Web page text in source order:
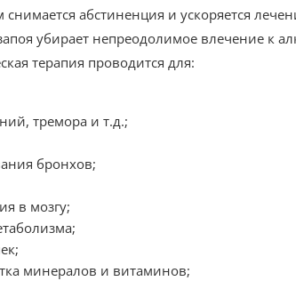
абстиненция и ускоряется
убирает непреодолимое влечение к
терапия проводится для:
тремора и т.д.;
бронхов;
в мозгу;
минералов и витаминов;